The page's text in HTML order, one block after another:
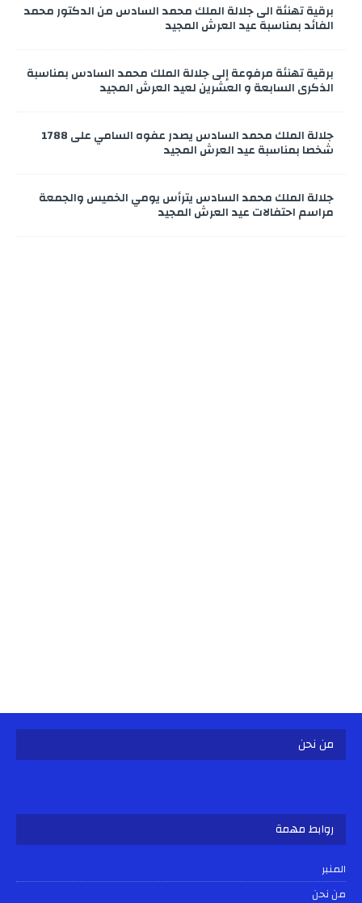
برقية تهنئة الى جلالة الملك محمد السادس من الدكتور محمد
الفائد بمناسبة عيد العرش المجيد
برقية تهنئة مرفوعة إلى جلالة الملك محمد السادس بمناسبة
الذكرى السابعة و العشرين لعيد العرش المجيد
جلالة الملك محمد السادس يصدر عفوه السامي على 1788
شخصا بمناسبة عيد العرش المجيد
جلالة الملك محمد السادس يترأس يومي الخميس والجمعة
مراسم احتفالات عيد العرش المجيد
من نحن
روابط مهمة
المنبر
من نحن